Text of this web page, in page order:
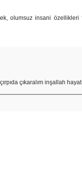
olumsuz insani özellikleri
çıkaralım inşallah